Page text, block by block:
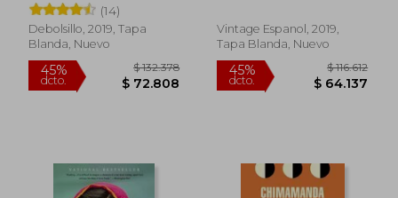
(14)
Debolsillo, 2019, Tapa
Blanda, Nuevo
Vintage Espanol, 2019,
Tapa Blanda, Nuevo